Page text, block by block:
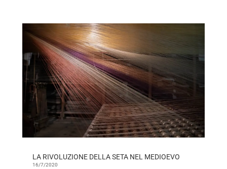
LA RIVOLUZIONE DELLA SETA NEL MEDIOEVO
16/7/2020